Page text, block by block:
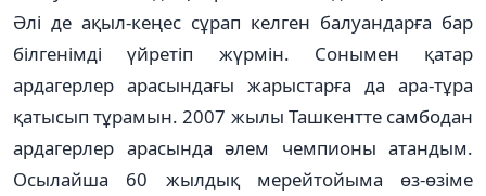
Әлі де ақыл-кеңес сұрап келген балуандарға бар
біл­генімді үйретіп жүрмін. Сонымен қатар
ардагерлер арасындағы жарыстарға да ара-тұра
қатысып тұрамын. 2007 жылы Ташкентте самбодан
ардагерлер арасында әлем чемпионы атандым.
Осы­лайша 60 жылдық мерейтойыма өз-өзіме